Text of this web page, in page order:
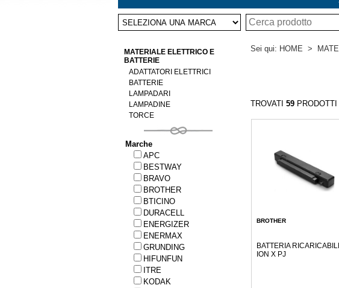
MATERIALE ELETTRICO E
BATTERIE
ADATTATORI ELETTRICI
BATTERIE
LAMPADARI
LAMPADINE
TORCE
Marche
APC
BESTWAY
BRAVO
BROTHER
BTICINO
DURACELL
ENERGIZER
ENERMAX
GRUNDING
HIFUNFUN
ITRE
KODAK
Sei qui: HOME >
TROVATI 59PRODOTTI
BROTHER
BATTERIA
ION X PJ